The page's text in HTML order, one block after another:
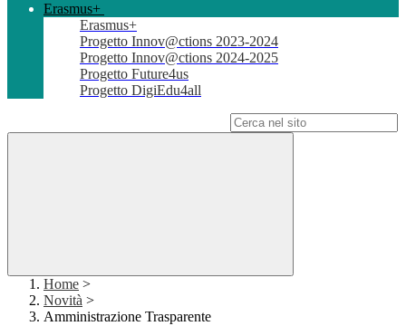
Erasmus+
Erasmus+
Progetto Innov@ctions 2023-2024
Progetto Innov@ctions 2024-2025
Progetto Future4us
Progetto DigiEdu4all
Home >
Novità >
Amministrazione Trasparente